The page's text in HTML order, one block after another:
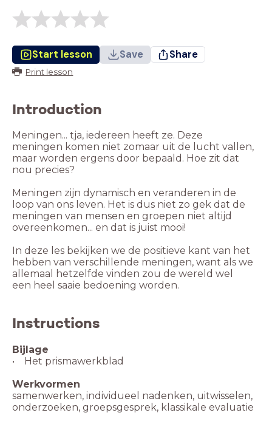
Start lesson Save Share
Print lesson
Introduction
Meningen... tja, iedereen heeft ze. Deze
meningen komen niet zomaar uit de lucht vallen,
maar worden ergens door bepaald. Hoe zit dat
nou precies?
Meningen zijn dynamisch en veranderen in de
loop van ons leven. Het is dus niet zo gek dat de
meningen van mensen en groepen niet altijd
overeenkomen... en dat is juist mooi!
In deze les bekijken we de positieve kant van het
hebben van verschillende meningen, want als we
allemaal hetzelfde vinden zou de wereld wel
een heel saaie bedoening worden.
Instructions
Bijlage
• Het prismawerkblad
Werkvormen
samenwerken, individueel nadenken, uitwisselen,
onderzoeken, groepsgesprek, klassikale evaluatie